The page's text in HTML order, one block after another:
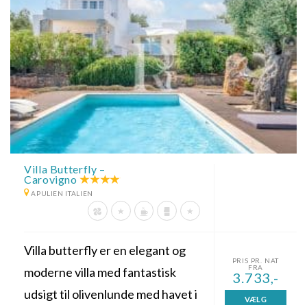
Villa Butterfly –
Carovigno
APULIEN ITALIEN
Villa butterfly er en elegant og
moderne villa med fantastisk
udsigt til olivenlunde med havet i
PRIS PR. NAT
FRA
3.733,-
VÆLG